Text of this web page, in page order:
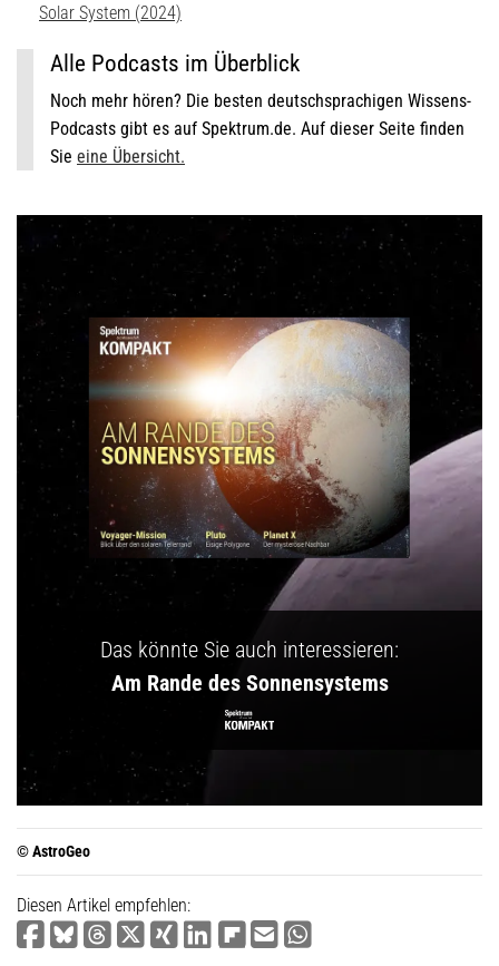
Solar System (2024)
Alle Podcasts im Überblick
Noch mehr hören? Die besten deutschsprachigen Wissens-
Podcasts gibt es auf Spektrum.de. Auf dieser Seite finden
Sie eine Übersicht.
Das könnte Sie auch interessieren:
Am Rande des Sonnensystems
© AstroGeo
Diesen Artikel empfehlen: